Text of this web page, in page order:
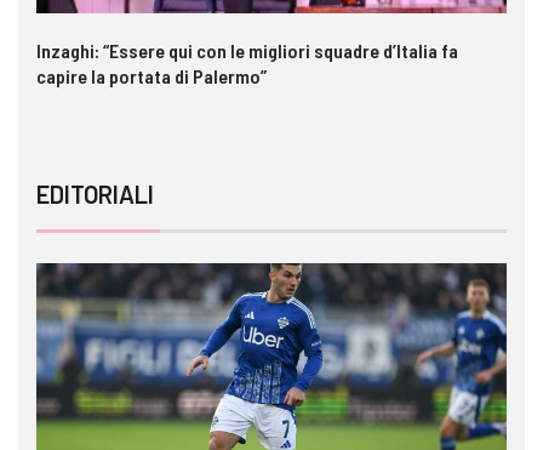
Inzaghi: “Essere qui con le migliori squadre d’Italia fa
capire la portata di Palermo”
EDITORIALI